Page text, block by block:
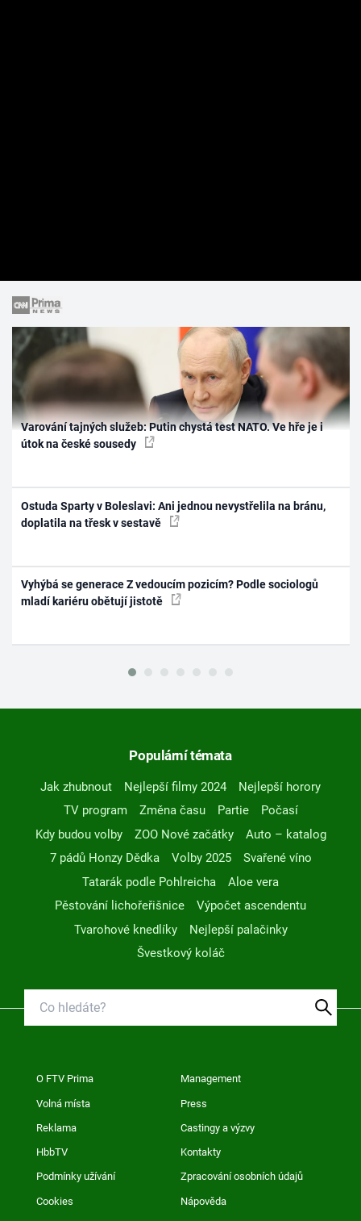
Varování tajných služeb: Putin chystá test NATO. Ve hře je i
útok na české sousedy
Ostuda Sparty v Boleslavi: Ani jednou nevystřelila na bránu,
doplatila na třesk v sestavě
Vyhýbá se generace Z vedoucím pozicím? Podle sociologů
mladí kariéru obětují jistotě
Populární témata
Jak zhubnout Nejlepší filmy 2024
Nejlepší horory
TV program
Změna času Partie
Počasí
Kdy budou volby
ZOO Nové začátky
Auto – katalog
7 pádů Honzy Dědka
Volby 2025
Svařené víno
Tatarák podle Pohlreicha
Aloe vera
Pěstování lichořeřišnice
Výpočet ascendentu
Tvarohové knedlíky
Nejlepší palačinky
Švestkový koláč
O FTV Prima Management
Volná místa Press
Reklama Castingy a výzvy
HbbTV Kontakty
Podmínky užívání Zpracování osobních údajů
Cookies Nápověda